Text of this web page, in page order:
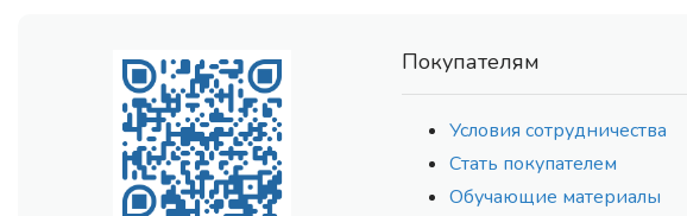
Покупателям
Условия сотрудничества
Стать покупателем
Обучающие материалы